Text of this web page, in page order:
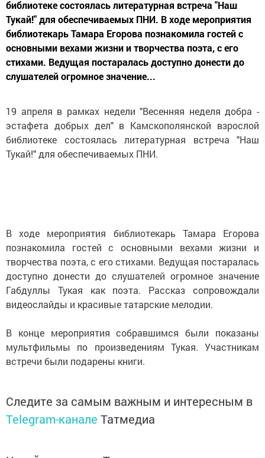
библиотеке состоялась литературная встреча "Наш
Тукай!" для обеспечиваемых ПНИ. В ходе мероприятия
библиотекарь Тамара Егорова познакомила гостей с
основными вехами жизни и творчества поэта, с его
стихами. Ведущая постаралась доступно донести до
слушателей огромное значение...
19 апреля в рамках недели "Весенняя неделя добра -
эстафета добрых дел" в Камскополянской взрослой
библиотеке состоялась литературная встреча "Наш
Тукай!" для обеспечиваемых ПНИ.
В ходе мероприятия библиотекарь Тамара Егорова
познакомила гостей с основными вехами жизни и
творчества поэта, с его стихами. Ведущая постаралась
доступно донести до слушателей огромное значение
Габдуллы Тукая как поэта. Рассказ сопровождали
видеослайды и красивые татарские мелодии.
В конце мероприятия собравшимся были показаны
мультфильмы по произведениям Тукая. Участникам
встречи были подарены книги.
Следите за самым важным и интересным в
Telegram-канале Татмедиа